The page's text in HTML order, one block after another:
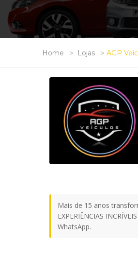
Home Lojas AGP
Mais de 15 anos
EXPERIÊNCIAS
WhatsApp.